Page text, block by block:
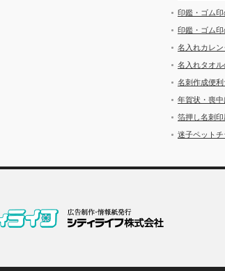
印鑑・ゴム
印鑑・ゴム
名入れカレ
名入れタオ
名刺作成便
年賀状・喪
箔押し名刺
迷子ペット